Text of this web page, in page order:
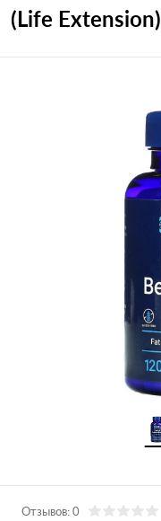
(Life Extension)
Отзывов: 0